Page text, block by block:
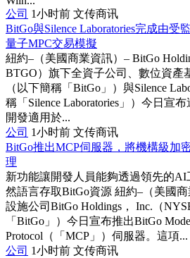
公司 1小时前 文传商讯
BitGo與Silence Laboratories完成由受
量子MPC交易模擬
紐約–（美國商業資訊）– BitGo
BTGO）旗下全資子公司、數位資產
（以下簡稱「BitGo」）與Silence
稱「Silence Laboratories」）今日宣
開發適用於...
公司 1小时前 文传商讯
BitGo推出MCP伺服器，將機構級加
理
新功能讓開發人員能夠透過領先的AI
然語言存取BitGo資源 紐約–（美國
設施公司BitGo Holdings， Inc.（
「BitGo」）今日宣布推出BitGo
Protocol（「MCP」）伺服器。這項...
公司 1小时前 文传商讯